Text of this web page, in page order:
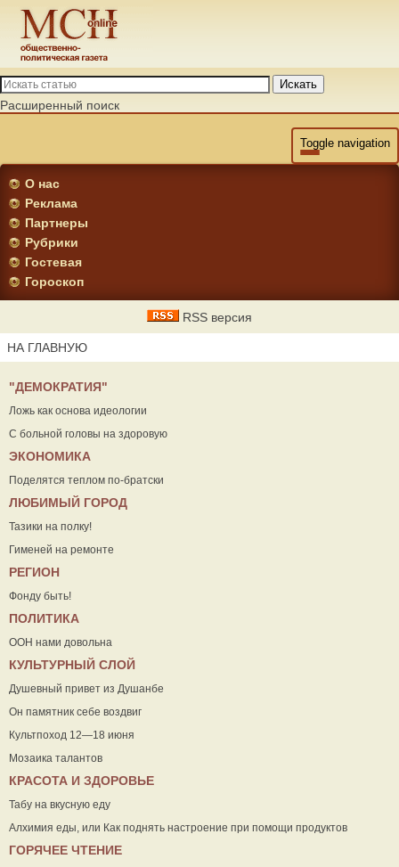
Искать
Расширенный поиск
Toggle navigation
О нас
Реклама
Партнеры
Рубрики
Гостевая
Гороскоп
RSS версия
НА ГЛАВНУЮ
"ДЕМОКРАТИЯ"
Ложь как основа идеологии
С больной головы на здоровую
ЭКОНОМИКА
Поделятся теплом по-братски
ЛЮБИМЫЙ ГОРОД
Тазики на полку!
Гименей на ремонте
РЕГИОН
Фонду быть!
ПОЛИТИКА
ООН нами довольна
КУЛЬТУРНЫЙ СЛОЙ
Душевный привет из Душанбе
Он памятник себе воздвиг
Культпоход 12—18 июня
Мозаика талантов
КРАСОТА И ЗДОРОВЬЕ
Табу на вкусную еду
Алхимия еды, или Как поднять настроение при помощи продуктов
ГОРЯЧЕЕ ЧТЕНИЕ